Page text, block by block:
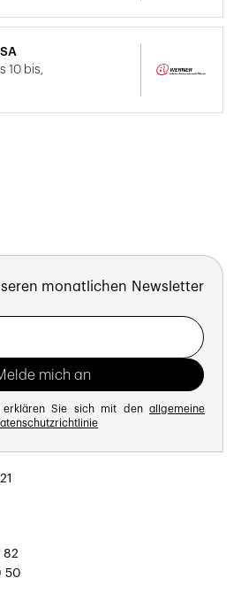
10 bis,
monatlichen Newsletter
erklären Sie sich mit den allgemeine
82
50